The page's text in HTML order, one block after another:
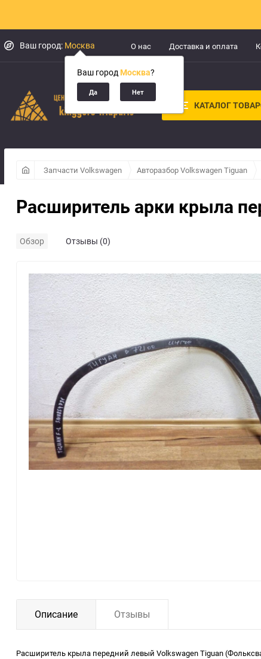
Ваш город: Москва
Ваш город Москва?
О нас Доставка и оплата
КАТАЛОГ
Запчасти Volkswagen Авторазбор Volkswagen Tiguan
Расширитель арки крыла
Обзор Отзывы (0)
Описание Отзывы
Расширитель крыла передний левый Volkswagen Tiguan